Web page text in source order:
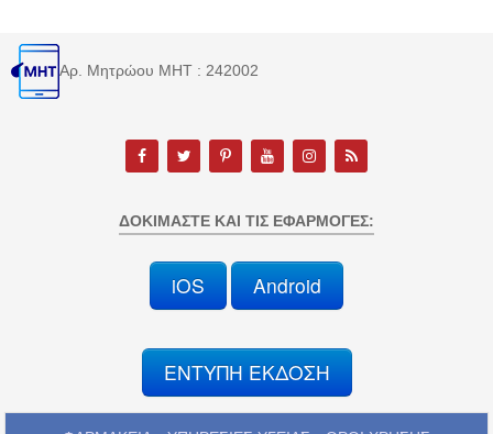
Αρ. Μητρώου MHT : 242002
ΔΟΚΙΜΆΣΤΕ ΚΑΙ ΤΙΣ ΕΦΑΡΜΟΓΈΣ:
iOS Android
ΕΝΤΥΠΗ ΕΚΔΟΣΗ